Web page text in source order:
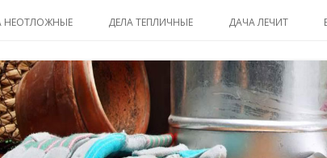
НЕОТЛОЖНЫЕ ДЕЛА ТЕПЛИЧНЫЕ ДАЧА ЛЕЧИТ